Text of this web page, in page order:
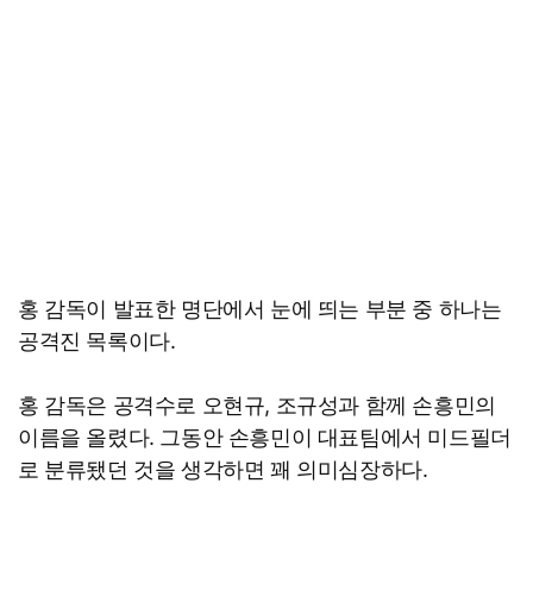
홍 감독이 발표한 명단에서 눈에 띄는 부분 중 하나는
공격진 목록이다.
홍 감독은 공격수로 오현규, 조규성과 함께 손흥민의
이름을 올렸다. 그동안 손흥민이 대표팀에서 미드필더
로 분류됐던 것을 생각하면 꽤 의미심장하다.